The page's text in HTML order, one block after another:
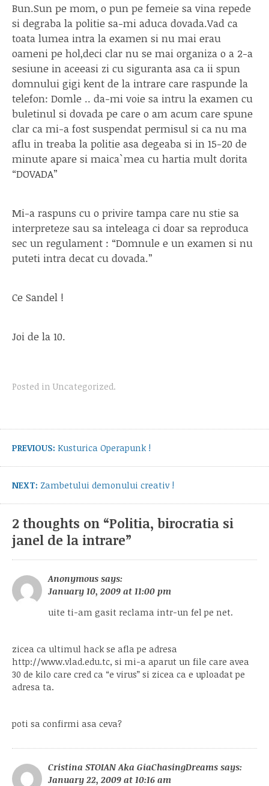
Bun.Sun pe mom, o pun pe femeie sa vina repede
si degraba la politie sa-mi aduca dovada.Vad ca
toata lumea intra la examen si nu mai erau
oameni pe hol,deci clar nu se mai organiza o a 2-a
sesiune in aceeasi zi cu siguranta asa ca ii spun
domnului gigi kent de la intrare care raspunde la
telefon: Domle .. da-mi voie sa intru la examen cu
buletinul si dovada pe care o am acum care spune
clar ca mi-a fost suspendat permisul si ca nu ma
aflu in treaba la politie asa degeaba si in 15-20 de
minute apare si maica`mea cu hartia mult dorita
“DOVADA”
Mi-a raspuns cu o privire tampa care nu stie sa
interpreteze sau sa inteleaga ci doar sa reproduca
sec un regulament : “Domnule e un examen si nu
puteti intra decat cu dovada.”
Ce Sandel !
Joi de la 10.
Posted in Uncategorized.
navigation
PREVIOUS: Previous
Kusturica Operapunk !
NEXT: Next
Zambetului demonului creativ !
2 thoughts on “Politia, birocratia si
janel de la intrare”
Anonymous says:
January 10, 2009 at 11:00 pm
uite ti-am gasit reclama intr-un fel pe net.
zicea ca ultimul hack se afla pe adresa
http://www.vlad.edu.tc, si mi-a aparut un file care avea
30 de kilo care cred ca “e virus” si zicea ca e uploadat pe
adresa ta.
poti sa confirmi asa ceva?
Cristina STOIAN Aka GiaChasingDreams says:
January 22, 2009 at 10:16 am